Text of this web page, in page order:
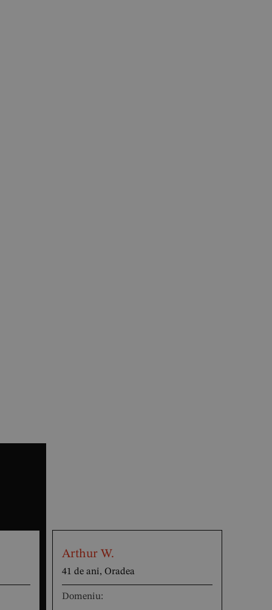
Arthur W.
41 de ani, Oradea
Domeniu: